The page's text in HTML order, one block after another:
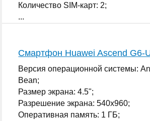
Количество SIM-карт: 2;
...
Смартфон Huawei Ascend G6-
Версия операционной системы:
Bean;
Размер экрана: 4.5";
Разрешение экрана: 540x960;
Оперативная память: 1 ГБ;